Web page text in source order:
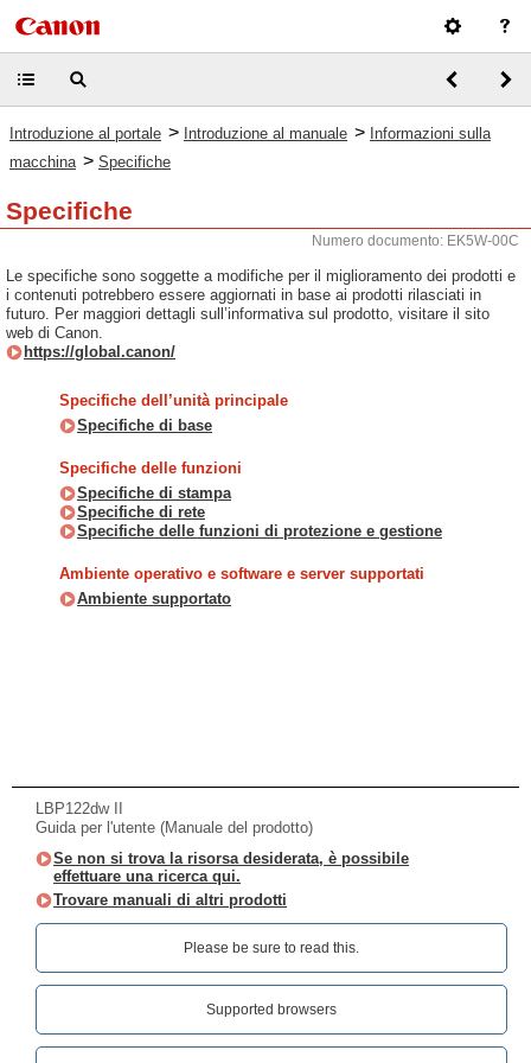
Introduzione al portale > Introduzione al manuale > Informazioni sulla
macchina > Specifiche
Specifiche
Numero documento: EK5W-00C
Le specifiche sono soggette a modifiche per il miglioramento dei prodotti e
i contenuti potrebbero essere aggiornati in base ai prodotti rilasciati in
futuro. Per maggiori dettagli sull’informativa sul prodotto, visitare il sito
web di Canon.
https://global.canon/
Specifiche dell’unità principale
Specifiche di base
Specifiche delle funzioni
Specifiche di stampa
Specifiche di rete
Specifiche delle funzioni di protezione e gestione
Ambiente operativo e software e server supportati
Ambiente supportato
LBP122dw II
Guida per l'utente (Manuale del prodotto)
Se non si trova la risorsa desiderata, è possibile
effettuare una ricerca qui.
Trovare manuali di altri prodotti
Please be sure to read this.‎
Supported browsers